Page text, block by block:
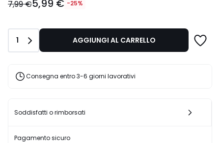
€
25%
sconto
applicato.
7,99 €5,99 € -25%
Quantità
1 AGGIUNGI AL CARRELLO
Consegna entro 3-6 giorni lavorativi
Soddisfatti o rimborsati
Pagamento sicuro